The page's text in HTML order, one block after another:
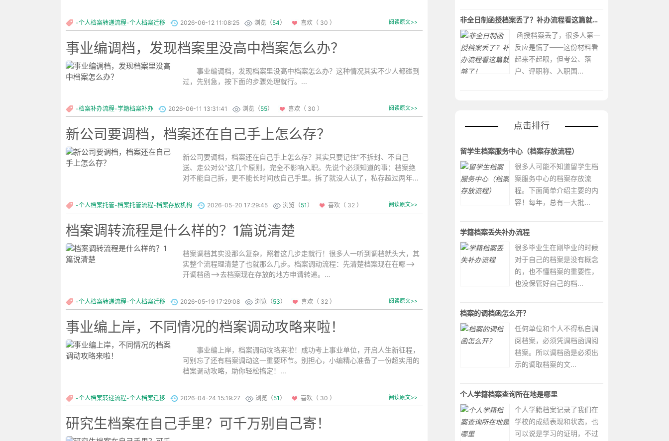
-个人档案转递流程-个人档案迁移 2026-06-12 11:08:25 浏览（54） 喜欢（ 30 ） 阅读原文>>
事业编调档，发现档案里没高中档案怎么办？
事业编调档，发现档案里没高中档案怎么办？这种情况其实不少人都碰到
过，先别急，按下面的步骤处理就行。...
-档案补办流程-学籍档案补办 2026-06-11 13:31:41 浏览（55） 喜欢（ 30 ） 阅读原文>>
新公司要调档，档案还在自己手上怎么存？
新公司要调档，档案还在自己手上怎么存？其实只要记住"不拆封、不自己
送、走公对公"这几个原则，完全不影响入职。先说个必须知道的事：档案绝
对不能自己拆，更不能长时间放自己手里。拆了就没人认了，私存超过两年直
-个人档案托管-档案托管流程-档案存放机构 2026-05-20 17:29:45 浏览（51 ） 喜欢（ 32 ） 阅读原文>>
档案调转流程是什么样的？1篇说清楚
档案调档其实没那么复杂，照着这几步走就行！很多人一听到调档就头大，其
实整个流程理清楚了也就那么几步。档案调动流程：先清楚档案现在在哪—>
开调档函—>去档案现在存放的地方申请转递。
-个人档案转递流程-个人档案迁移 2026-05-19 17:29:08 浏览（53） 喜欢（ 32 ） 阅读原文>>
事业编上岸，不同情况的档案调动攻略来啦！
事业编上岸，档案调动攻略来啦！成功考上事业单位，开启人生新征程，
可别忘了还有档案调动这一重要环节。别担心，小编精心准备了一份超实用的
档案调动攻略，助你轻松搞定！...
-个人档案转递流程-个人档案迁移 2026-04-24 15:19:27 浏览（51 ） 喜欢（ 30 ） 阅读原文>>
研究生档案在自己手里？可千万别自己寄！
非全日制函授档案丢了？补办流程看这篇就够了！
函授档案丢了，很多人第一
反应是慌了——这份材料看
起来不起眼，但考公、落
户、评职称、入职国...
点击排行
留学生档案服务中心（档案存放流程）
很多人可能不知道留学生档
案服务中心的档案存放流
程。下面简单介绍主要的内
容！每年，总有一大批...
学籍档案丢失补办流程
很多毕业生在刚毕业的时候
对于自己的档案是没有概念
的，也不懂档案的重要性，
也没保管好自己的档...
档案的调档函怎么开？
任何单位和个人不得私自调
阅档案，必须凭调档函调阅
档案。所以调档函是必须出
示的调取档案的文...
个人学籍档案查询所在地是哪里
个人学籍档案记录了我们在
学校的成绩表现和状态，也
可以说是学习的证明，不过